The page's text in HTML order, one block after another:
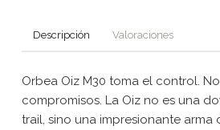
Descripción Valoraciones
Orbea Oiz M30 toma el control.
compromisos. La Oiz no es una
trail, sino una impresionante arma